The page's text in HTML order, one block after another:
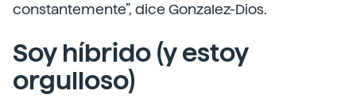
constantemente”, dice Gonzalez-Dios.
Soy híbrido (y estoy
orgulloso)